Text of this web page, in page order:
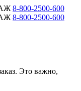
8-800-2500-600
8-800-2500-600
Это важно,